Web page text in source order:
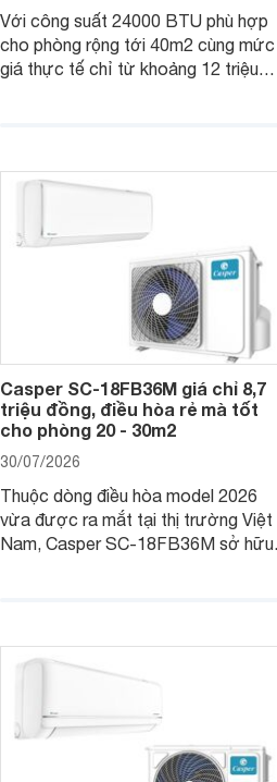
Với công suất 24000 BTU phù hợp
cho phòng rộng tới 40m2 cùng mức
giá thực tế chỉ từ khoảng 12 triệu
Casper SC-18FB36M giá chỉ 8,7
triệu đồng, điều hòa rẻ mà tốt
cho phòng 20 - 30m2
30/07/2026
Thuộc dòng điều hòa model 2026
vừa được ra mắt tại thị trường Việt
Nam, Casper SC-18FB36M sở hữu
nhiều tính năng và công nghệ hiện đại.